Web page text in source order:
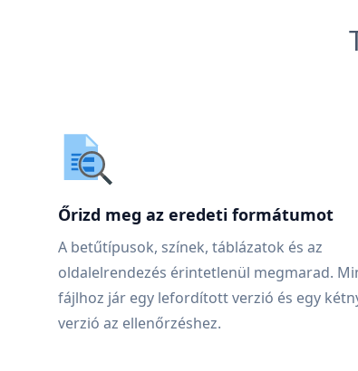
Őrizd meg az eredeti formátumot
A betűtípusok, színek, táblázatok és az
oldalelrendezés érintetlenül megmarad.
fájlhoz jár egy lefordított verzió és egy
verzió az ellenőrzéshez.